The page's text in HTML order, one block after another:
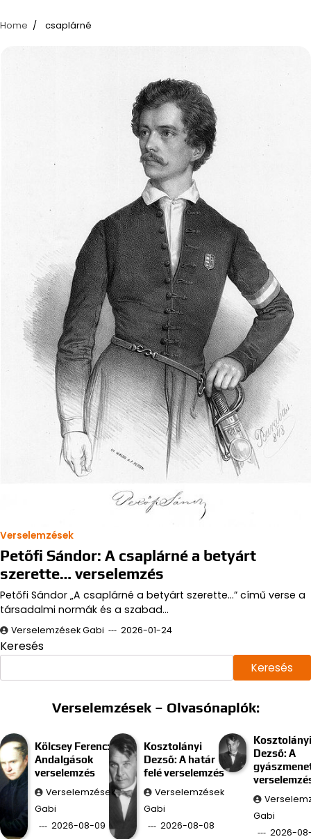
Home csaplárné
Verselemzések
Petőfi Sándor: A csaplárné a betyárt
szerette… verselemzés
Petőfi Sándor „A csaplárné a betyárt szerette...” című verse a
társadalmi normák és a szabad…
Verselemzések Gabi 2026-01-24
Keresés
Keresés
Verselemzések – Olvasónaplók:
Kölcsey Ferenc:
Andalgások
verselemzés
Verselemzések
Gabi
2026-08-09
Kosztolányi
Dezső: A határ
felé verselemzés
Verselemzések
Gabi
2026-08-08
Kosztolányi
Dezső: A
Gabi
2026-